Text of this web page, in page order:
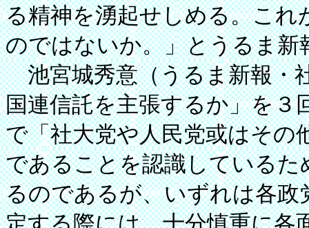
る精神を湧起せしめる。こ
のではないか。」とうるま
池宮城秀意（うるま新報・
国連信託を主張するか」を
で「社大党や人民党或はその
であることを認識している
るのであるが、いずれは各